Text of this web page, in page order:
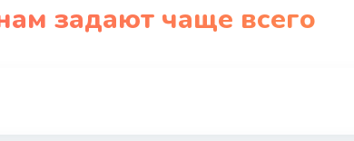
задают чаще всего